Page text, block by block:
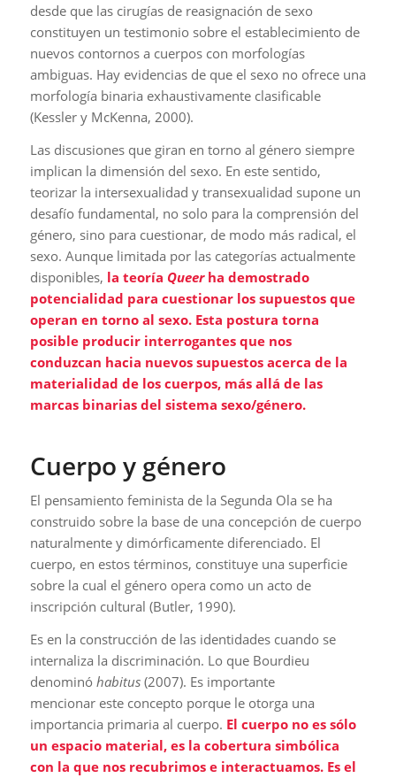
desde que las cirugías de reasignación de sexo
constituyen un testimonio sobre el establecimiento de
nuevos contornos a cuerpos con morfologías
ambiguas. Hay evidencias de que el sexo no ofrece una
morfología binaria exhaustivamente clasificable
(Kessler y McKenna, 2000).
Las discusiones que giran en torno al género siempre
implican la dimensión del sexo. En este sentido,
teorizar la intersexualidad y transexualidad supone un
desafío fundamental, no solo para la comprensión del
género, sino para cuestionar, de modo más radical, el
sexo. Aunque limitada por las categorías actualmente
disponibles, la teoría Queerha demostrado
potencialidad para cuestionar los supuestos que
operan en torno al sexo. Esta postura torna
posible producir interrogantes que nos
conduzcan hacia nuevos supuestos acerca de la
materialidad de los cuerpos, más allá de las
marcas binarias del sistema sexo/género.
Cuerpo y género
El pensamiento feminista de la Segunda Ola se ha
construido sobre la base de una concepción de cuerpo
naturalmente y dimórficamente diferenciado. El
cuerpo, en estos términos, constituye una superficie
sobre la cual el género opera como un acto de
inscripción cultural (Butler, 1990).
Es en la construcción de las identidades cuando se
internaliza la discriminación. Lo que Bourdieu
denominó habitus (2007). Es importante
mencionar este concepto porque le otorga una
importancia primaria al cuerpo. El cuerpo no es sólo
un espacio material, es la cobertura simbólica
con la que nos recubrimos e interactuamos. Es el